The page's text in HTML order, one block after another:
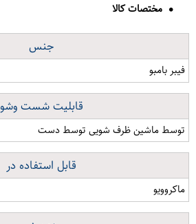
مختصات کالا
جنس
فیبر بامبو
قابلیت شست وشو
توسط ماشین ظرف شویی توسط دست
قابل استفاده در
ماکروویو